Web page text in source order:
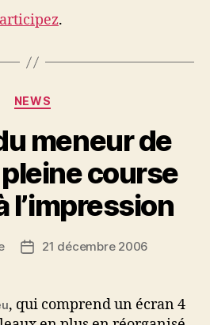
.
Catégories
NEWS
meneur de
course
l’impression
Date21 décembre 2006
, qui comprend un écran 4